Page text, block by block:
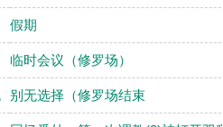
假期
临时会议（修罗场）
别无选择（修罗场结束